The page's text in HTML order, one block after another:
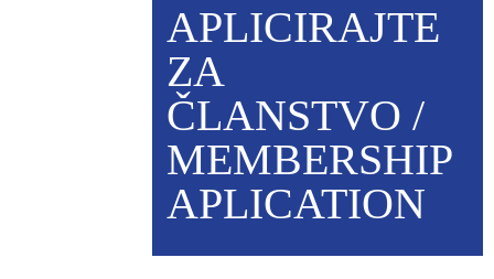
APLICIRAJTE
ZA
ČLANSTVO /
MEMBERSHIP
APLICATION